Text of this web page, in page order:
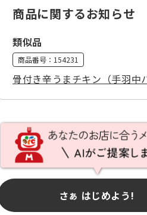
商品に関するお知らせ
類似品
商品番号： 154231
骨付き辛うまチキン（手羽中
さぁ はじめよう!